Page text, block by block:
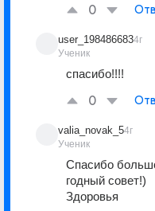
0
user_198486683
Ученик
4г
спасибо!!!!
0
valia_novak_5
Ученик
4г
Спасибо
годный совет!)
Здоровья